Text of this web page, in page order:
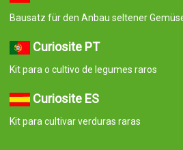
Bausatz für den Anbau seltener
Curiosite PT
Kit para o cultivo de legumes raros
Curiosite ES
Kit para cultivar verduras raras